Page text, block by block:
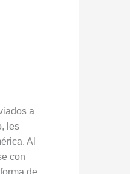
a
les
Al
con